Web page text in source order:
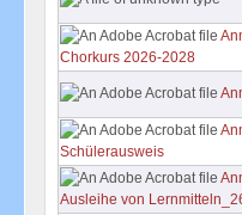
Chorkurs 2026-2028
Schülerausweis
Ausleihe von